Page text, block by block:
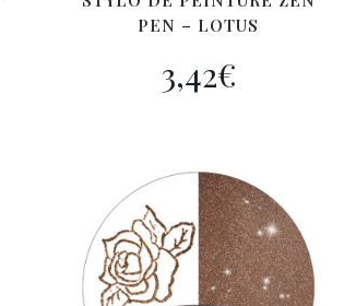
PEN – LOTUS
3,42€